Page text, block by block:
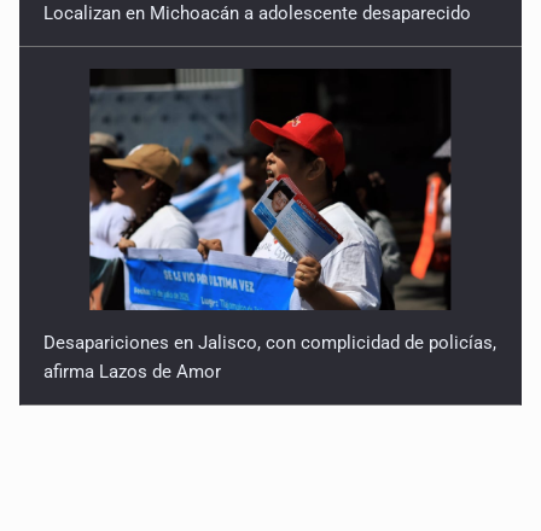
Localizan en Michoacán a adolescente desaparecido
Desapariciones en Jalisco, con complicidad de policías,
afirma Lazos de Amor